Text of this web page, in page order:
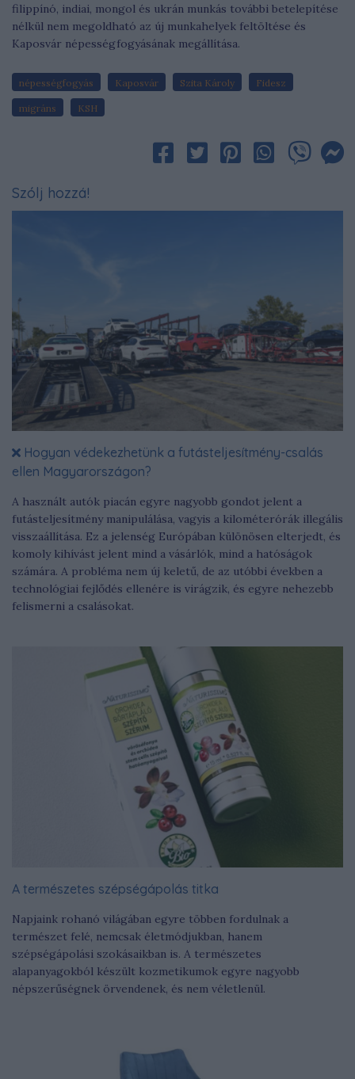
filippínó, indiai, mongol és ukrán munkás további betelepítése
nélkül nem megoldható az új munkahelyek feltöltése és
Kaposvár népességfogyásának megállítása.
népességfogyás Kaposvár Szita Károly Fidesz
migráns KSH
Szólj hozzá!
Hogyan védekezhetünk a futásteljesítmény-csalás
ellen Magyarországon?
A használt autók piacán egyre nagyobb gondot jelent a
futásteljesítmény manipulálása, vagyis a kilométerórák illegális
visszaállítása. Ez a jelenség Európában különösen elterjedt, és
komoly kihívást jelent mind a vásárlók, mind a hatóságok
számára. A probléma nem új keletű, de az utóbbi években a
technológiai fejlődés ellenére is virágzik, és egyre nehezebb
felismerni a csalásokat.
A természetes szépségápolás titka
Napjaink rohanó világában egyre többen fordulnak a
természet felé, nemcsak életmódjukban, hanem
szépségápolási szokásaikban is. A természetes
alapanyagokból készült kozmetikumok egyre nagyobb
népszerűségnek örvendenek, és nem véletlenül.